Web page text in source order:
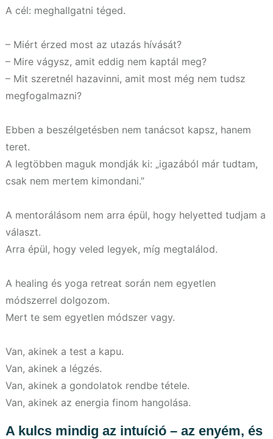
A cél: meghallgatni téged.
– Miért érzed most az utazás hívását?
– Mire vágysz, amit eddig nem kaptál meg?
– Mit szeretnél hazavinni, amit most még nem tudsz
megfogalmazni?
Ebben a beszélgetésben nem tanácsot kapsz, hanem
teret.
A legtöbben maguk mondják ki: „igazából már tudtam,
csak nem mertem kimondani.”
A mentorálásom nem arra épül, hogy helyetted tudjam a
választ.
Arra épül, hogy veled legyek, míg megtalálod.
A healing és yoga retreat során nem egyetlen
módszerrel dolgozom.
Mert te sem egyetlen módszer vagy.
Van, akinek a test a kapu.
Van, akinek a légzés.
Van, akinek a gondolatok rendbe tétele.
Van, akinek az energia finom hangolása.
A kulcs mindig az intuíció – az enyém, és